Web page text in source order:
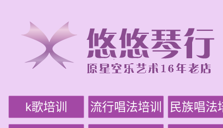
k歌培训 流行唱法培训 民族唱法